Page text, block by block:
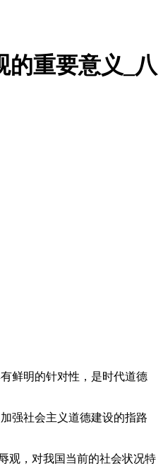
的重要意义_八
鲜明的针对性，是时代道德
强社会主义道德建设的指路
观，对我国当前的社会状况特